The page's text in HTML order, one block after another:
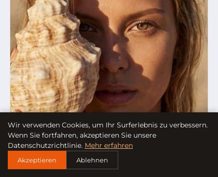
Wir verwenden Cookies, um Ihr Surferlebnis zu verbessern.
Wenn Sie fortfahren, akzeptieren Sie unsere
Datenschutzrichtlinie. Mehr erfahren
Akzeptieren Ablehnen